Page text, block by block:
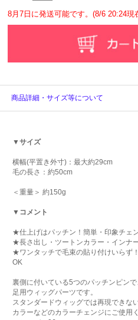
8月7日に発送可能です。(8/6 20:24現
商品詳細・サイズ等について
▼サイズ
横幅(平置き外寸)：最大約29cm
毛の長さ：約50cm
＜重量＞ 約150g
▼コメント
★仕上げはパッチン！簡単・印象チェ
★長さ出し・ツートンカラー・インナ
★ワンタッチで毛束の貼り付けいらず
OK
裏側に付いている5つのパッチンピン
足用ウィッグパーツです。
スタンダードウィッグでは再現できな
カラーなどのカラーチェンジにご使用